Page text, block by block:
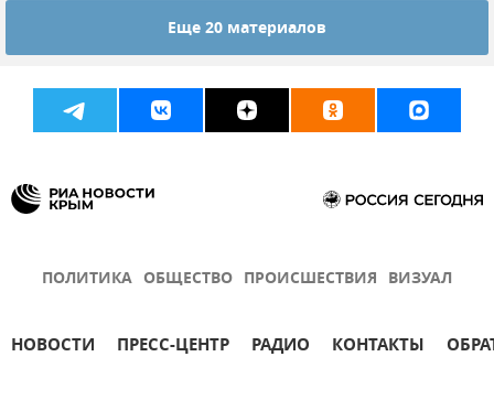
Еще 20 материалов
ПОЛИТИКА ОБЩЕСТВО ПРОИСШЕСТВИЯ ВИЗУАЛ
НОВОСТИ ПРЕСС-ЦЕНТР РАДИО КОНТАКТЫ